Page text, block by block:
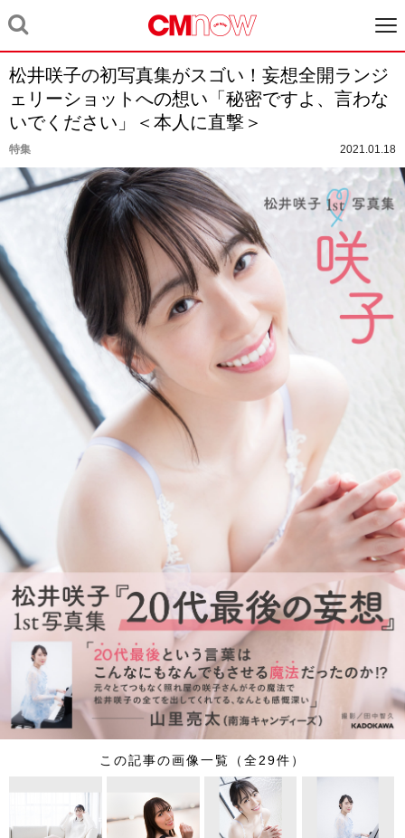
松井咲子の初写真集がスゴい！妄想全開ランジ
ェリーショットへの想い「秘密ですよ、言わな
いでください」＜本人に直撃＞
特集 2021.01.18
この記事の画像一覧（全29件）